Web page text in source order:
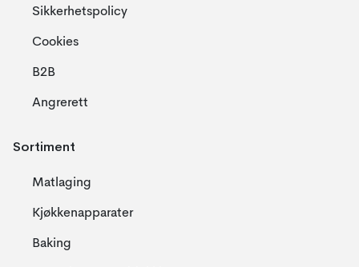
Sikkerhetspolicy
Cookies
B2B
Angrerett
Sortiment
Matlaging
Kjøkkenapparater
Baking